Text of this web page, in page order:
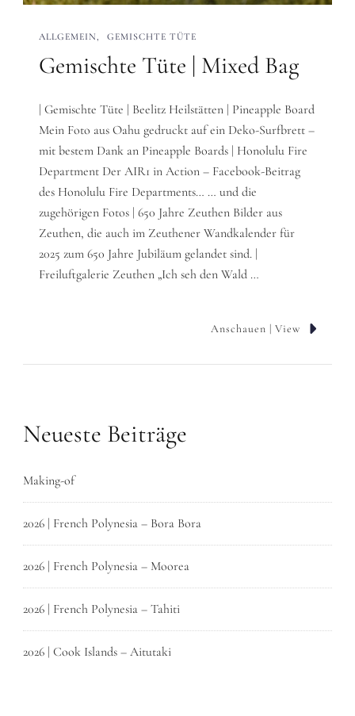
ALLGEMEIN GEMISCHTE TÜTE
Gemischte Tüte | Mixed Bag
| Gemischte Tüte | Beelitz Heilstätten | Pineapple Board
Mein Foto aus Oahu gedruckt auf ein Deko-Surfbrett –
mit bestem Dank an Pineapple Boards | Honolulu Fire
Department Der AIR1 in Action – Facebook-Beitrag
des Honolulu Fire Departments… … und die
zugehörigen Fotos | 650 Jahre Zeuthen Bilder aus
Zeuthen, die auch im Zeuthener Wandkalender für
2025 zum 650 Jahre Jubiläum gelandet sind. |
Freiluftgalerie Zeuthen „Ich seh den Wald …
Anschauen | View
Neueste Beiträge
Making-of
2026 | French Polynesia – Bora Bora
2026 | French Polynesia – Moorea
2026 | French Polynesia – Tahiti
2026 | Cook Islands – Aitutaki